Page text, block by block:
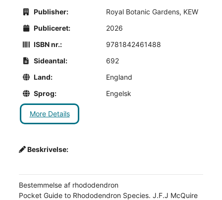
Publisher:
Royal Botanic Gardens, KEW
Publiceret:
2026
ISBN nr.:
9781842461488
Sideantal:
692
Land:
England
Sprog:
Engelsk
More Details
Beskrivelse:
Bestemmelse af rhododendron
Pocket Guide to Rhododendron Species. J.F.J McQuire